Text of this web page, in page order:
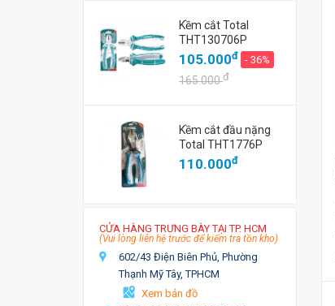
Kềm cắt Total
THT130706P
105.000đ - 36%
165.000đ
Kềm cắt đầu nặng
Total THT1776P
110.000đ
CỬA HÀNG TRƯNG BÀY TẠI TP. HCM
(Vui lòng liên hệ trước để kiểm tra tồn kho)
602/43 Điện Biên Phủ, Phường
Thạnh Mỹ Tây, TPHCM
Xem bản đồ